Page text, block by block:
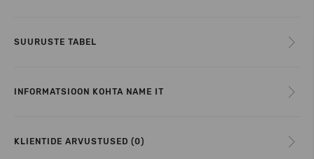
SUURUSTE TABEL
INFORMATSIOON KOHTA NAME IT
KLIENTIDE ARVUSTUSED (0)